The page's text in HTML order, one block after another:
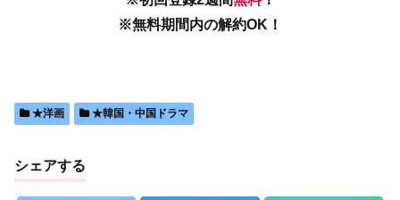
※無料期間内の解約OK！
★洋画 ★韓国・中国ドラマ
シェアする